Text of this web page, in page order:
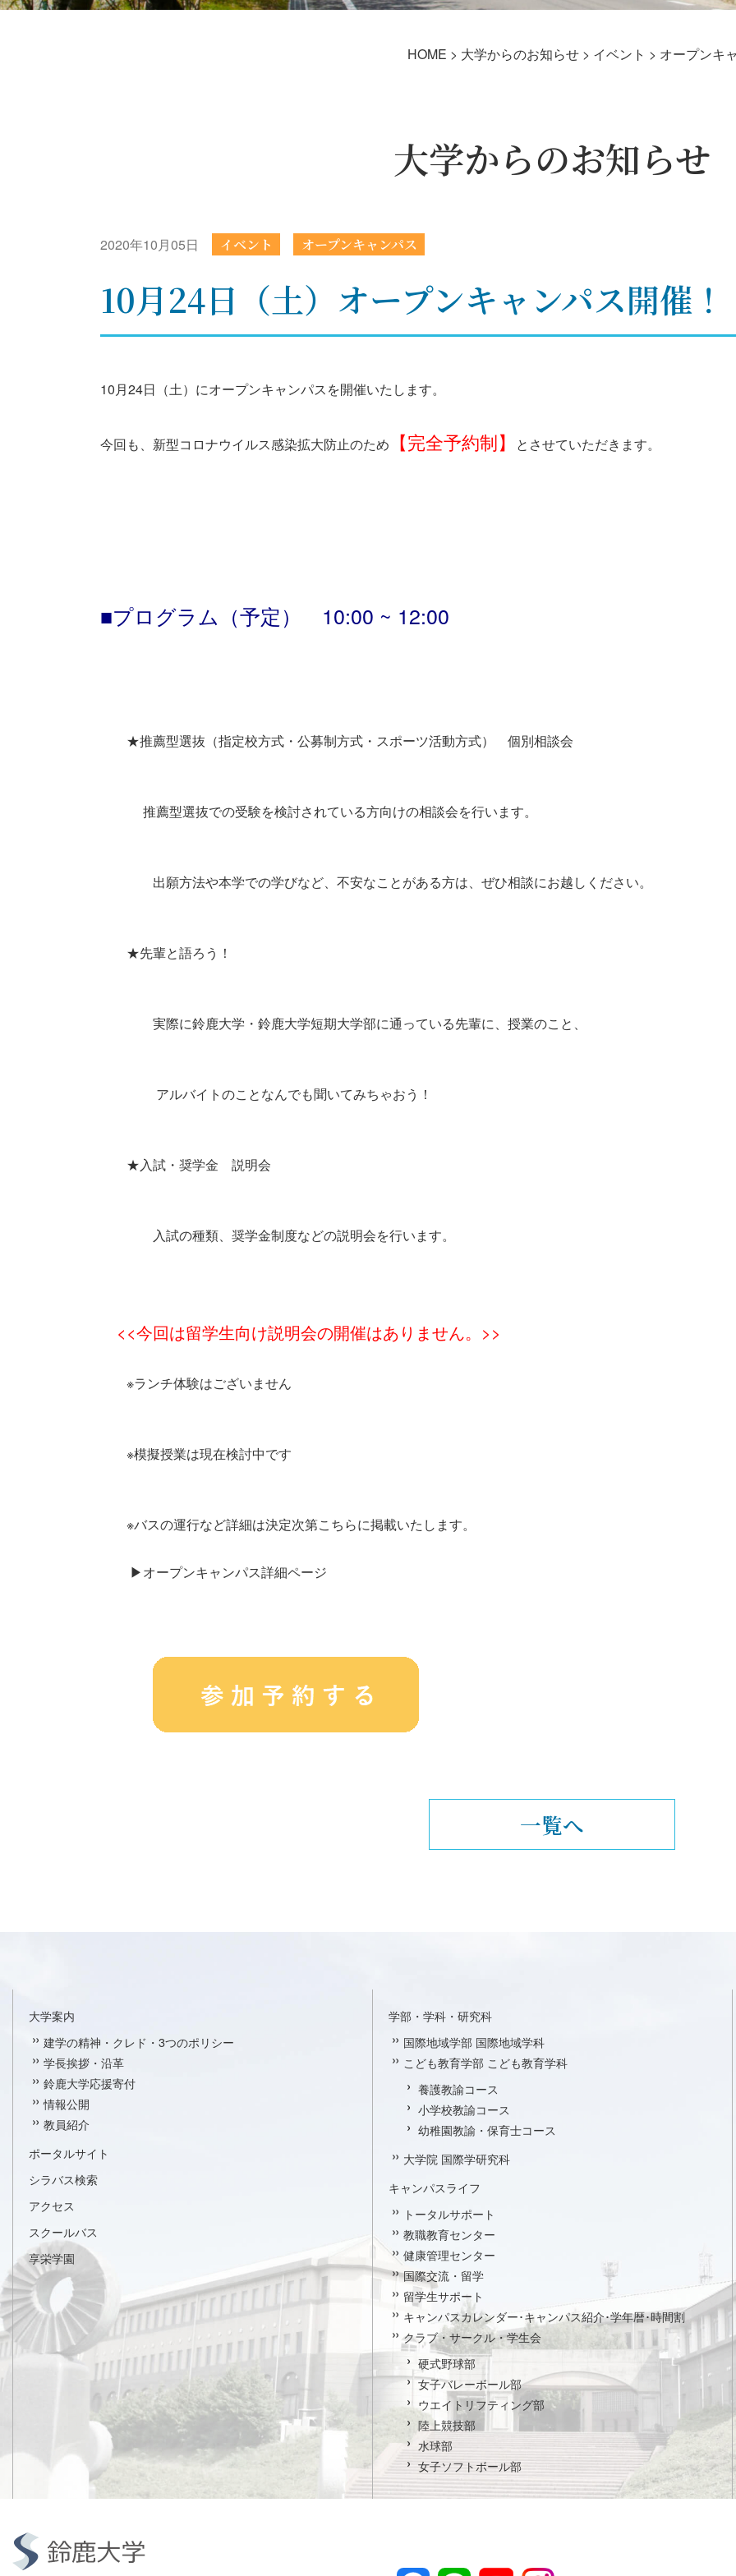
HOME > 大学からのお知らせ > イベント > オープンキ
大学からのお知らせ
2020年10月05日 イベント オープンキャンパス
10月24日（土）オープンキャンパス開催！
10月24日（土）にオープンキャンパスを開催いたします。
今回も、新型コロナウイルス感染拡大防止のため 【完全予約制】 とさせていただきます。
■プログラム（予定） 10:00 ~ 12:00
★推薦型選抜（指定校方式・公募制方式・スポーツ活動方式） 個別相談会
推薦型選抜での受験を検討されている方向けの相談会を行います。
出願方法や本学での学びなど、不安なことがある方は、ぜひ相談にお越しください。
★先輩と語ろう！
実際に鈴鹿大学・鈴鹿大学短期大学部に通っている先輩に、授業のこと、
アルバイトのことなんでも聞いてみちゃおう！
★入試・奨学金 説明会
入試の種類、奨学金制度などの説明会を行います。
<<今回は留学生向け説明会の開催はありません。>>
※ランチ体験はございません
※模擬授業は現在検討中です
※バスの運行など詳細は決定次第こちらに掲載いたします。
▶オープンキャンパス詳細ページ
一覧へ
大学案内
建学の精神・クレド・3つのポリシー
学長挨拶・沿革
鈴鹿大学応援寄付
情報公開
教員紹介
ポータルサイト
シラバス検索
アクセス
スクールバス
享栄学園
学部・学科・研究科
国際地域学部 国際地域学科
こども教育学部 こども教育学科
養護教諭コース
小学校教諭コース
幼稚園教諭・保育士コース
大学院 国際学研究科
キャンパスライフ
トータルサポート
教職教育センター
健康管理センター
国際交流・留学
留学生サポート
キャンパスカレンダー･キャンパス紹介･学年暦･時間割
クラブ・サークル・学生会
硬式野球部
女子バレーボール部
ウエイトリフティング部
陸上競技部
水球部
女子ソフトボール部